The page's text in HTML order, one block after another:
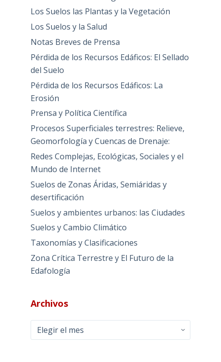
Los Suelos las Plantas y la Vegetación
Los Suelos y la Salud
Notas Breves de Prensa
Pérdida de los Recursos Edáficos: El Sellado
del Suelo
Pérdida de los Recursos Edáficos: La
Erosión
Prensa y Política Científica
Procesos Superficiales terrestres: Relieve,
Geomorfología y Cuencas de Drenaje:
Redes Complejas, Ecológicas, Sociales y el
Mundo de Internet
Suelos de Zonas Áridas, Semiáridas y
desertificación
Suelos y ambientes urbanos: las Ciudades
Suelos y Cambio Climático
Taxonomías y Clasificaciones
Zona Crítica Terrestre y El Futuro de la
Edafología
Archivos
Archivos